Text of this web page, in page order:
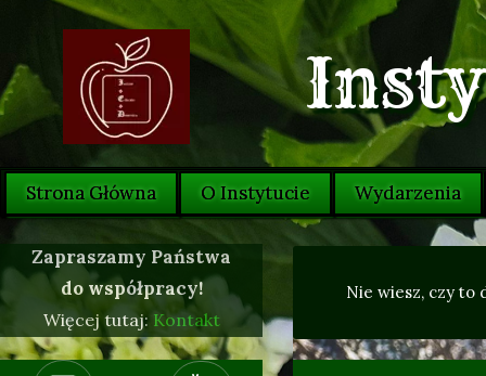
Strona Główna
Historia Edukacji Domowej w Polsce
Centrum Edukacji Domowej
Polecane szkoły
O Instytucie
Zarząd Instytutu
Rada Nadzorcza Instytutu
Rada Programowa Instytutu
Wydarzenia
Nie wiesz, czy to
Zapraszamy Państwa
do współpracy!
Więcej tutaj: Kontakt